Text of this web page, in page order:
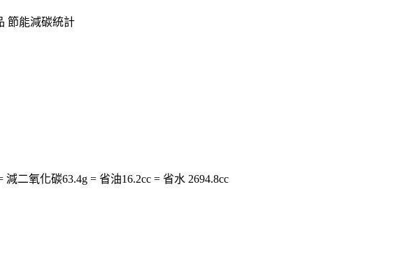
節能減碳統計
減二氧化碳63.4g = 省油16.2cc = 省水 2694.8cc